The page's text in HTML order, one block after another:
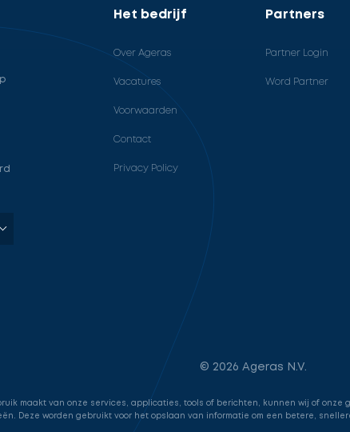
Het bedrijf
Over Ageras
Vacatures
Voorwaarden
Contact
Privacy Policy
Partners
Partner Login
Word Partner
© 2026 Ageras N.V.
maakt van onze services, applicaties, tools of berichten, kunnen wij of
Deze worden gebruikt voor het opslaan van informatie om een betere,